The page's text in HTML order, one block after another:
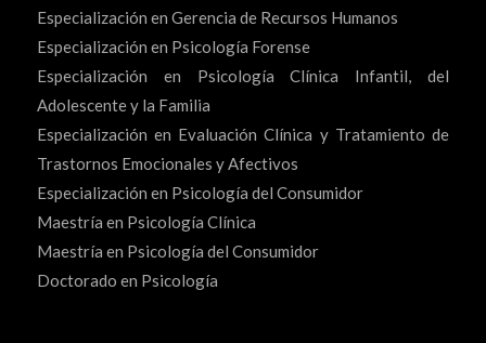
Especialización en Gerencia de Recursos Humanos
Especialización en Psicología Forense
Especialización en Psicología Clínica Infantil, del
Adolescente y la Familia
Especialización en Evaluación Clínica y Tratamiento de
Trastornos Emocionales y Afectivos
Especialización en Psicología del Consumidor
Maestría en Psicología Clínica
Maestría en Psicología del Consumidor
Doctorado en Psicología